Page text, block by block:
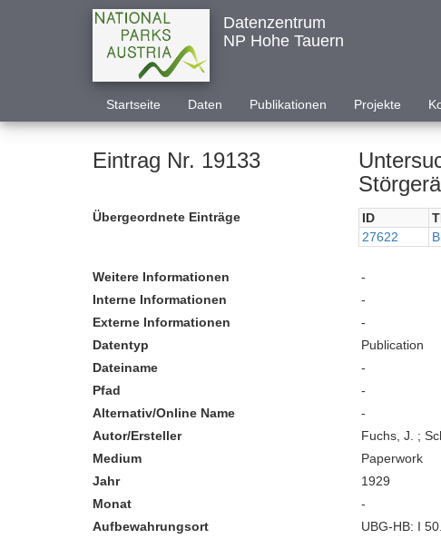
Datenzentrum
NP Hohe Tauern
Startseite Daten Publikationen Projekte
Eintrag Nr. 19133
Übergeordnete Einträge ID
27622
Weitere Informationen
-
Interne Informationen
-
Externe Informationen
-
Datentyp
Publication
Dateiname
-
Pfad
-
Alternativ/Online Name
-
Autor/Ersteller
Fuchs, J. ;
Medium
Paperwork
Jahr
1929
Monat
-
Aufbewahrungsort
UBG-HB: I